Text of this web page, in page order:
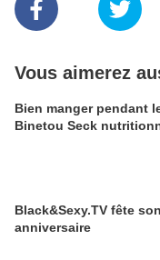
Vous aimerez
Bien manger pendant
Binetou Seck
Black&Sexy.TV fête
anniversaire